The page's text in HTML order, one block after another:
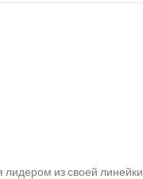
лидером из своей линейки